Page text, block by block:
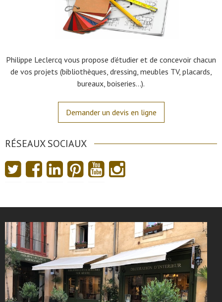
Philippe Leclercq vous propose d’étudier et de concevoir chacun
de vos projets (bibliothèques, dressing, meubles TV, placards,
bureaux, boiseries…).
Demander un devis en ligne
RÉSEAUX SOCIAUX